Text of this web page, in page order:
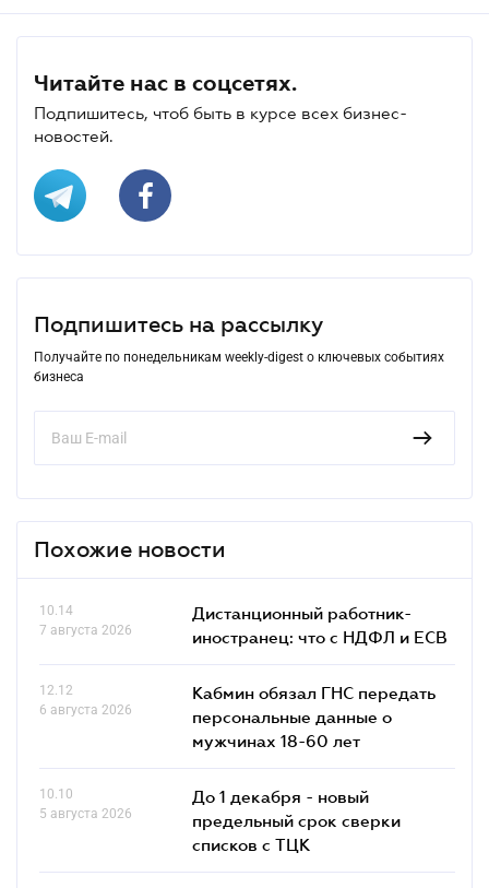
Читайте нас в соцсетях.
Подпишитесь, чтоб быть в курсе всех бизнес-
новостей.
Подпишитесь на рассылку
Получайте по понедельникам weekly-digest о ключевых событиях
бизнеса
Похожие новости
10.14
7 августа 2026
Дистанционный работник-
иностранец: что с НДФЛ и ЕСВ
12.12
6 августа 2026
Кабмин обязал ГНС передать
персональные данные о
мужчинах 18-60 лет
10.10
5 августа 2026
До 1 декабря - новый
предельный срок сверки
списков c ТЦК